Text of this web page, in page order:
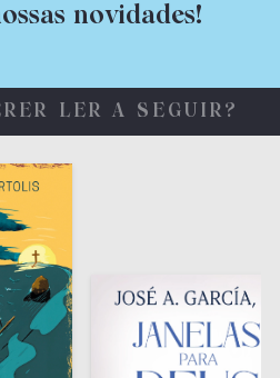
novidades!
LER A SEGUIR?